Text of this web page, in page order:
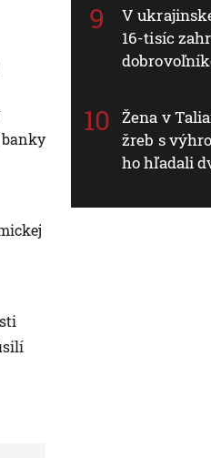
V
16-tisíc
Žena v
žreb s
ho hľadali